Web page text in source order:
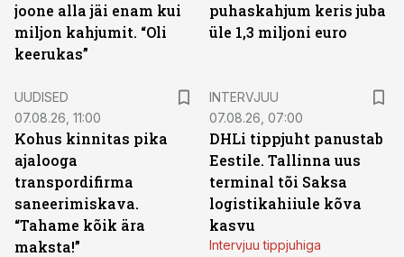
joone alla jäi enam kui
miljon kahjumit. “Oli
keerukas”
puhaskahjum keris juba
üle 1,3 miljoni euro
UUDISED
07.08.26, 11:00
Kohus kinnitas pika
ajalooga
transpordifirma
saneerimiskava.
“Tahame kõik ära
maksta!”
INTERVJUU
07.08.26, 07:00
DHLi tippjuht panustab
Eestile. Tallinna uus
terminal tõi Saksa
logistikahiiule kõva
kasvu
Intervjuu tippjuhiga